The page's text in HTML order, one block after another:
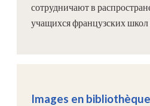
сотрудничают в
учащихся французских
Images en